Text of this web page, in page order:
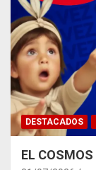
DESTACADOS
EL